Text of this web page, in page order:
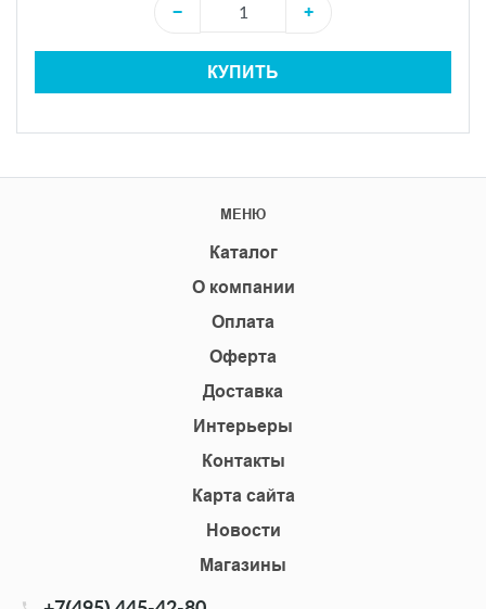
−
+
КУПИТЬ
МЕНЮ
Каталог
О компании
Оплата
Оферта
Доставка
Интерьеры
Контакты
Карта сайта
Новости
Магазины